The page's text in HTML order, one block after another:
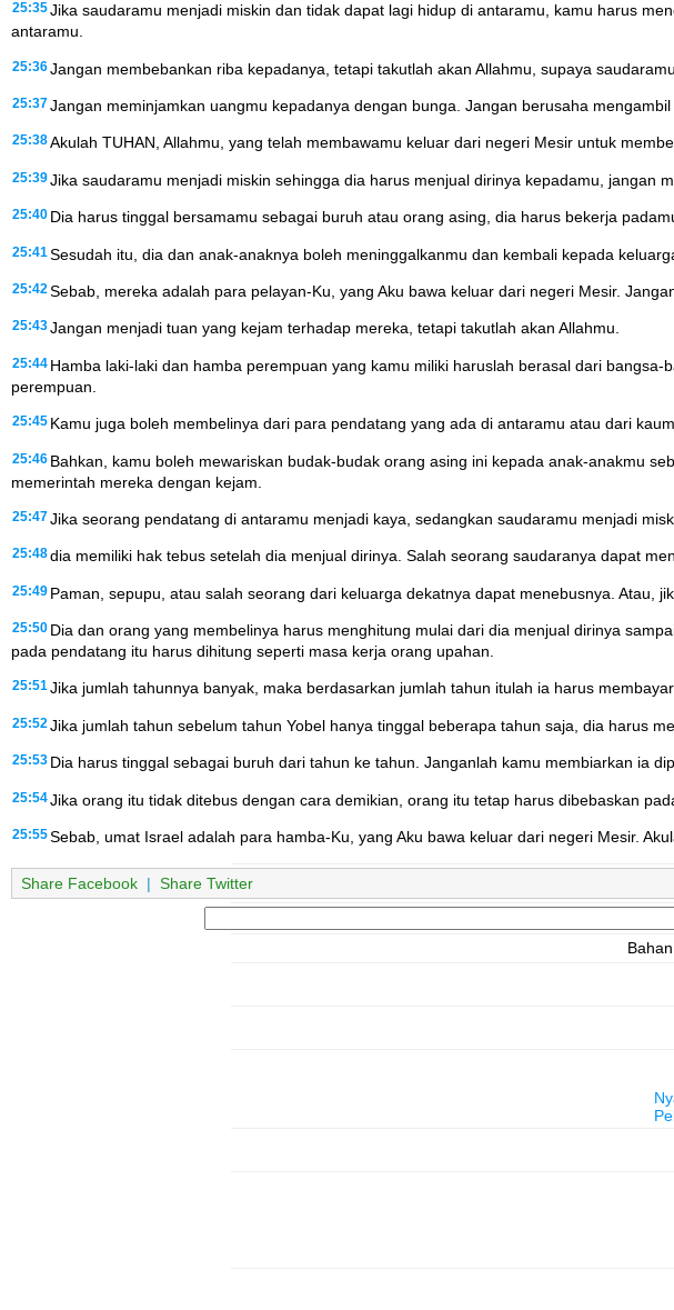
25:35Jika saudaramu menjadi miskin dan tidak dapat lagi hidup di antaramu, kamu harus
antaramu.
25:36Jangan membebankan riba kepadanya, tetapi takutlah akan Allahmu, supaya
25:37Jangan meminjamkan uangmu kepadanya dengan bunga. Jangan berusaha
25:38Akulah TUHAN, Allahmu, yang telah membawamu keluar dari negeri Mesir untuk
25:39Jika saudaramu menjadi miskin sehingga dia harus menjual dirinya kepadamu, jangan
25:40 Dia harus tinggal bersamamu sebagai buruh atau orang asing, dia harus bekerja
25:41 Sesudah itu, dia dan anak-anaknya boleh meninggalkanmu dan kembali kepada
25:42 Sebab, mereka adalah para pelayan-Ku, yang Aku bawa keluar dari negeri Mesir.
25:43Jangan menjadi tuan yang kejam terhadap mereka, tetapi takutlah akan Allahmu.
25:44 Hamba laki-laki dan hamba perempuan yang kamu miliki haruslah berasal dari
perempuan.
25:45 Kamu juga boleh membelinya dari para pendatang yang ada di antaramu atau dari
25:46 Bahkan, kamu boleh mewariskan budak-budak orang asing ini kepada anak-anakmu
memerintah mereka dengan kejam.
25:47Jika seorang pendatang di antaramu menjadi kaya, sedangkan saudaramu menjadi
25:48dia memiliki hak tebus setelah dia menjual dirinya. Salah seorang saudaranya dapat
25:49 Paman, sepupu, atau salah seorang dari keluarga dekatnya dapat menebusnya. Atau,
25:50 Dia dan orang yang membelinya harus menghitung mulai dari dia menjual dirinya
pada pendatang itu harus dihitung seperti masa kerja orang upahan.
25:51Jika jumlah tahunnya banyak, maka berdasarkan jumlah tahun itulah ia harus
25:52 Jika jumlah tahun sebelum tahun Yobel hanya tinggal beberapa tahun saja, dia harus
25:53 Dia harus tinggal sebagai buruh dari tahun ke tahun. Janganlah kamu membiarkan ia
25:54Jika orang itu tidak ditebus dengan cara demikian, orang itu tetap harus dibebaskan
25:55Sebab, umat Israel adalah para hamba-Ku, yang Aku bawa keluar dari negeri Mesir.
Share Facebook | Share Twitter